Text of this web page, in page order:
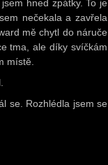
hned zpátky. To je
nečekala a zavřela
mě chytl do náruče
tma, ale díky svíčkám
místě.
se. Rozhlédla jsem se